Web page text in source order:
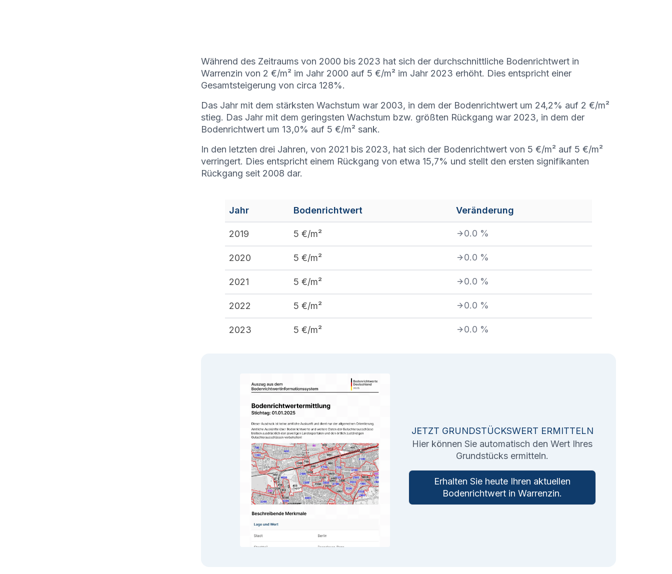
Während des Zeitraums von 2000 bis 2023 hat sich der durchschnittliche Bodenrichtwert in
Warrenzin von 2 €/m² im Jahr 2000 auf 5 €/m² im Jahr 2023 erhöht. Dies entspricht einer
Gesamtsteigerung von circa 128%.
Das Jahr mit dem stärksten Wachstum war 2003, in dem der Bodenrichtwert um 24,2% auf 2 €/m²
stieg. Das Jahr mit dem geringsten Wachstum bzw. größten Rückgang war 2023, in dem der
Bodenrichtwert um 13,0% auf 5 €/m² sank.
In den letzten drei Jahren, von 2021 bis 2023, hat sich der Bodenrichtwert von 5 €/m² auf 5 €/m²
verringert. Dies entspricht einem Rückgang von etwa 15,7% und stellt den ersten signifikanten
Rückgang seit 2008 dar.
Jahr Bodenrichtwert Veränderung
2019 5 €/m² 0.0 %
2020 5 €/m² 0.0 %
2021 5 €/m² 0.0 %
2022 5 €/m² 0.0 %
2023 5 €/m² 0.0 %
JETZT GRUNDSTÜCKSWERT ERMITTELN
Hier können Sie automatisch den Wert Ihres
Grundstücks ermitteln.
Erhalten Sie heute Ihren aktuellen
Bodenrichtwert in Warrenzin.